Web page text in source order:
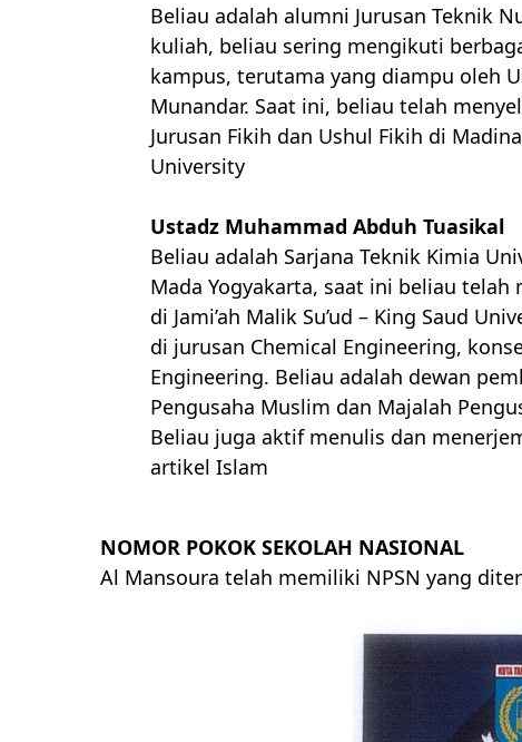
Beliau adalah alumni Jurusan Teknik
kuliah, beliau sering mengikuti
kampus, terutama yang diampu oleh
Munandar. Saat ini, beliau telah
Jurusan Fikih dan Ushul Fikih di
University
Ustadz Muhammad Abduh Tuasikal
Beliau adalah Sarjana Teknik Kimia
Mada Yogyakarta, saat ini beliau telah
di Jami’ah Malik Su’ud – King Saud
di jurusan Chemical Engineering,
Engineering. Beliau adalah dewan
Pengusaha Muslim dan Majalah
Beliau juga aktif menulis dan
artikel Islam
NOMOR POKOK SEKOLAH NASIONAL
Al Mansoura telah memiliki NPSN yang